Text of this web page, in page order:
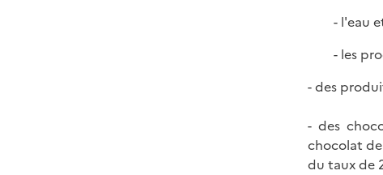
- l'eau
- les
- des
- des
chocolat
du taux de